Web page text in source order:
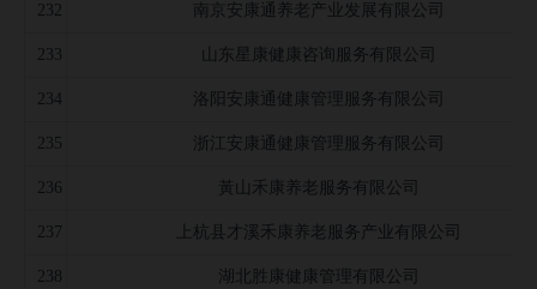
232 南京安康通养老产业发展有限公司
233 山东星康健康咨询服务有限公司
234 洛阳安康通健康管理服务有限公司
235 浙江安康通健康管理服务有限公司
236 黃山禾康养老服务有限公司
237 上杭县才溪禾康养老服务产业有限公司
238 湖北胜康健康管理有限公司